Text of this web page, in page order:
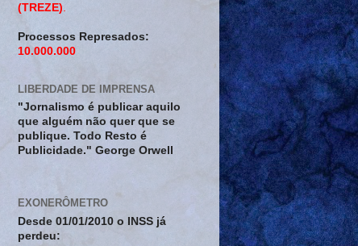
(TREZE)
Processos Represados:
10.000.000
LIBERDADE DE IMPRENSA
"Jornalismo é publicar aquilo
que alguém não quer que se
publique. Todo Resto é
Publicidade." George Orwell
EXONERÔMETRO
Desde 01/01/2010 o INSS já
perdeu: